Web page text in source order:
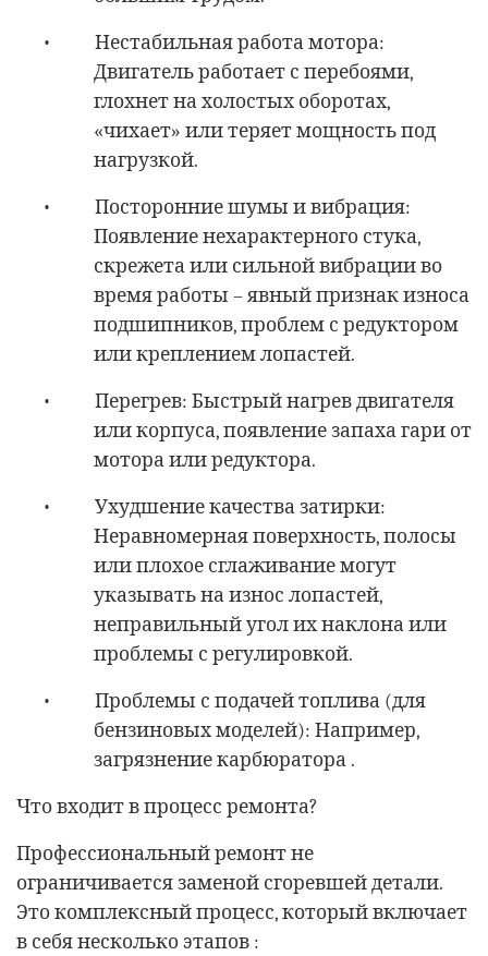
•
Нестабильная работа мотора:
Двигатель работает с перебоями,
глохнет на холостых оборотах,
«чихает» или теряет мощность под
нагрузкой.
•
Посторонние шумы и вибрация:
Появление нехарактерного стука,
скрежета или сильной вибрации во
время работы – явный признак износа
подшипников, проблем с редуктором
или креплением лопастей.
•
Перегрев: Быстрый нагрев двигателя
или корпуса, появление запаха гари от
мотора или редуктора.
•
Ухудшение качества затирки:
Неравномерная поверхность, полосы
или плохое сглаживание могут
указывать на износ лопастей,
неправильный угол их наклона или
проблемы с регулировкой.
•
Проблемы с подачей топлива (для
бензиновых моделей): Например,
загрязнение карбюратора .
Что входит в процесс ремонта?
Профессиональный ремонт не
ограничивается заменой сгоревшей детали.
Это комплексный процесс, который включает
в себя несколько этапов :